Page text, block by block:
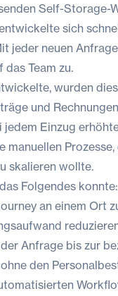
Self-Storage-
sich
jeder neuen
Team zu.
wurden
und
Einzug
manuellen
skalieren wollte.
Folgendes konnte:
an einem Ort
Anfrage bis zur
den